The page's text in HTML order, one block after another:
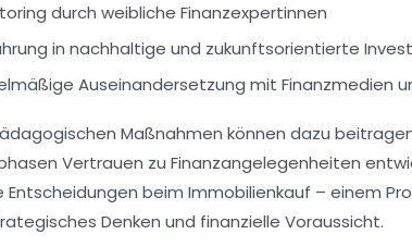
durch weibliche Finanzexpertinnen
in nachhaltige und zukunftsorientierte
Auseinandersetzung mit Finanzmedien
Maßnahmen können dazu
Vertrauen zu Finanzangelegenheiten
beim Immobilienkauf – einem
Denken und finanzielle Voraussicht.